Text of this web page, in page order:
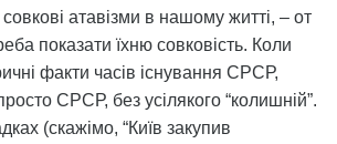
атавізми в нашому житті, – от
показати їхню совковість. Коли
факти часів існування СРСР,
СРСР, без усілякого “колишній”.
(скажімо, “Київ закупив